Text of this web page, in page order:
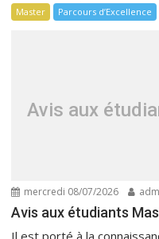
Master Parcours d’Excellence
Avis aux
mercredi 08/07/2026
Avis aux étudiants
Il est porté à la